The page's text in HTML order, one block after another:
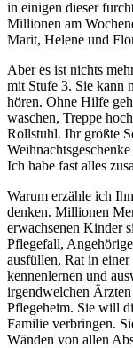
in einigen dieser
Millionen am
Marit, Helene und
Aber es ist nichts
mit Stufe 3. Sie kann
hören. Ohne Hilfe
waschen, Treppe
Rollstuhl. Ihr größte
Ich habe fast alles
Warum erzähle ich
denken. Millionen
erwachsenen Kinder
Pflegefall,
ausfüllen, Rat in
kennenlernen und
irgendwelchen
Pflegeheim. Sie will
Familie verbringen.
Wänden von allen